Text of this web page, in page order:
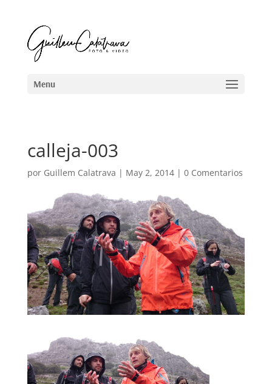
calleja-003
por Guillem Calatrava | May 2, 2014| 0 Comentarios